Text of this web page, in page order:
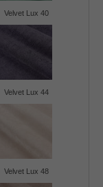
Velvet Lux 40
Velvet Lux 44
Velvet Lux 48